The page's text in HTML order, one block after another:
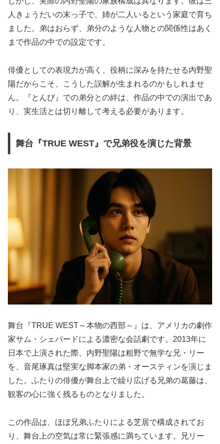
人きょうだいの末っ子で、姉が二人いるという家庭で育ち
ました。弟はおらず、弟分のような人物との関係性はあく
まで作品の中での設定です。
俳優としての表現力が高く、役柄に深みを持たせる内野聖
陽だからこそ、こうした誤解が生まれるのかもしれませ
ん。『とんび』での弟分との絆は、作品の中での演出であ
り、実生活とは切り離して考える必要があります。
舞台『TRUE WEST』で兄弟役を演じた背景
舞台『TRUE WEST～本物の西部～』は、アメリカの劇作
家サム・シェパードによる濃密な会話劇です。2013年に
日本で上演された際、内野聖陽は粗野で無学な兄・リー
を、音尾琢真は堅実な脚本家の弟・オースティンを演じま
した。ふたりの俳優が舞台上で繰り広げる兄弟の葛藤は、
観客の心に強く残るものとなりました。
この作品は、ほぼ兄弟ふたりによる芝居で構成されてお
り、舞台上の空気は常に緊張感に満ちています。兄リー